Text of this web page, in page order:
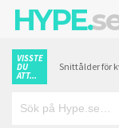
HYPE.
VISSTE
DU
ATT...
Snittålder för